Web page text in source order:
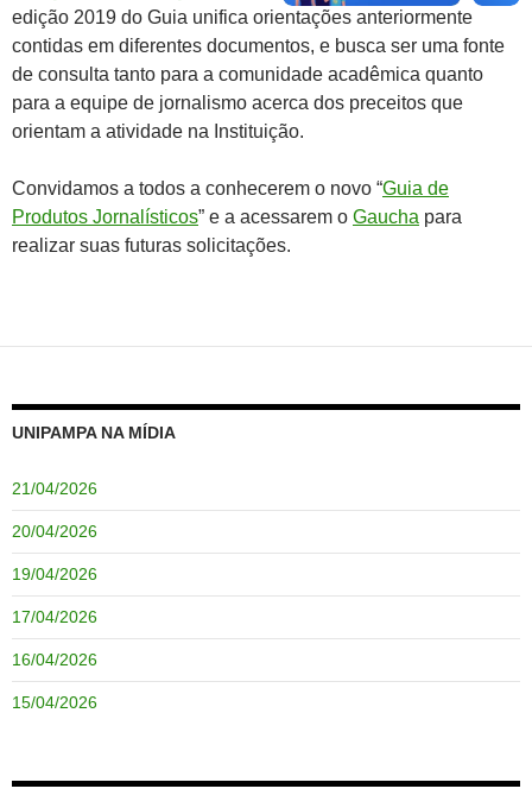
edição 2019 do Guia unifica orientações anteriormente
contidas em diferentes documentos, e busca ser uma fonte
de consulta tanto para a comunidade acadêmica quanto
para a equipe de jornalismo acerca dos preceitos que
orientam a atividade na Instituição.
Convidamos a todos a conhecerem o novo “Guia de
Produtos Jornalísticos” e a acessarem o Gaucha para
realizar suas futuras solicitações.
UNIPAMPA NA MÍDIA
21/04/2026
20/04/2026
19/04/2026
17/04/2026
16/04/2026
15/04/2026